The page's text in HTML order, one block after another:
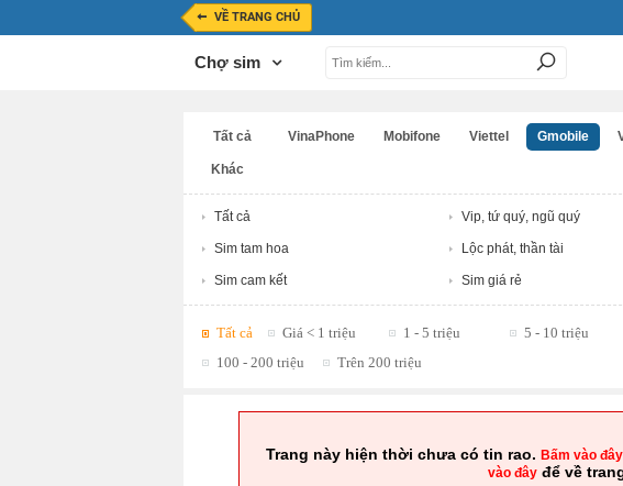
VỀ TRANG CHỦ
Chợ sim
Tất cả VinaPhone Mobifone Viettel Gmobile
Khác
Tất cả Vip, tứ quý, ngũ quý
Sim tam hoa Lộc phát, thần tài
Sim cam kết Sim giá rẻ
Tất cả Giá < 1 triệu 1 - 5 triệu 5 - 10 triệu
100 - 200 triệu
Trên 200 triệu
Trang này hiện thời chưa có tin rao. Bấm vào đây
vào đây để về